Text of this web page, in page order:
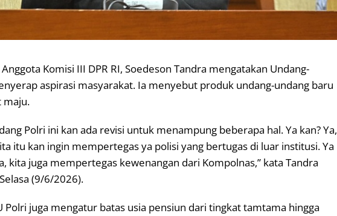
Anggota Komisi III DPR RI, Soedeson Tandra mengatakan Undang-
aspirasi masyarakat. Ia menyebut produk undang-undang baru
maju.
Polri ini kan ada revisi untuk menampung beberapa hal. Ya kan? Ya,
itu kan ingin mempertegas ya polisi yang bertugas di luar institusi. Ya
kita juga mempertegas kewenangan dari Kompolnas,” kata Tandra
(9/6/2026).
Polri juga mengatur batas usia pensiun dari tingkat tamtama hingga